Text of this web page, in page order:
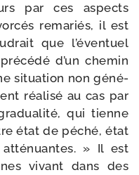
par ces aspects
rema­riés, il est
que l’é­ven­tuel
d’un che­min
situa­tion non géné­
réa­li­sé au cas par
qui tienne
état de péché, état
» Il est
vivant dans des